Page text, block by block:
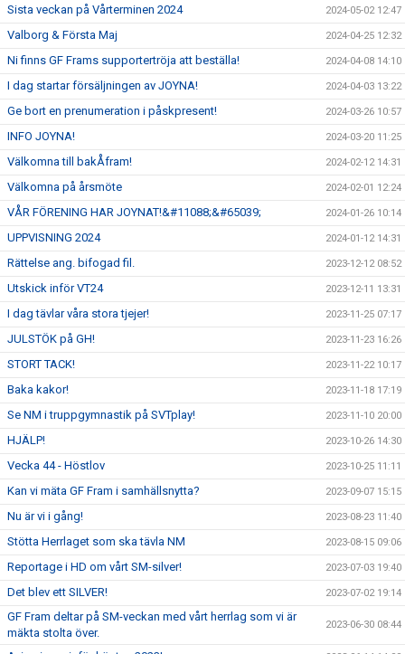
Sista veckan på Vårterminen 2024 2024-05-02 12:47
Valborg & Första Maj 2024-04-25 12:32
Ni finns GF Frams supportertröja att beställa! 2024-04-08 14:10
I dag startar försäljningen av JOYNA! 2024-04-03 13:22
Ge bort en prenumeration i påskpresent! 2024-03-26 10:57
INFO JOYNA! 2024-03-20 11:25
Välkomna till bakÅfram! 2024-02-12 14:31
Välkomna på årsmöte 2024-02-01 12:24
VÅR FÖRENING HAR JOYNAT!&#11088;&#65039; 2024-01-26 10:14
UPPVISNING 2024 2024-01-12 14:31
Rättelse ang. bifogad fil. 2023-12-12 08:52
Utskick inför VT24 2023-12-11 13:31
I dag tävlar våra stora tjejer! 2023-11-25 07:17
JULSTÖK på GH! 2023-11-23 16:26
STORT TACK! 2023-11-22 10:17
Baka kakor! 2023-11-18 17:19
Se NM i truppgymnastik på SVTplay! 2023-11-10 20:00
HJÄLP! 2023-10-26 14:30
Vecka 44 - Höstlov 2023-10-25 11:11
Kan vi mäta GF Fram i samhällsnytta? 2023-09-07 15:15
Nu är vi i gång! 2023-08-23 11:40
Stötta Herrlaget som ska tävla NM 2023-08-15 09:06
Reportage i HD om vårt SM-silver! 2023-07-03 19:40
Det blev ett SILVER! 2023-07-02 19:14
GF Fram deltar på SM-veckan med vårt herrlag som vi är
mäkta stolta över.
2023-06-30 08:44